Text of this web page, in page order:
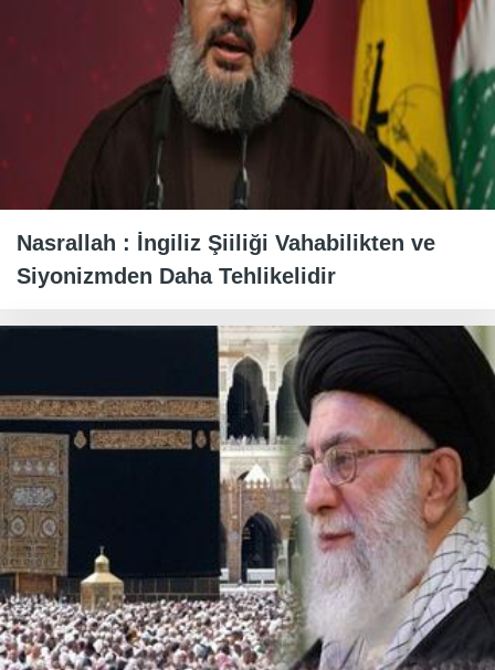
Nasrallah : İngiliz Şiiliği Vahabilikten ve
Siyonizmden Daha Tehlikelidir